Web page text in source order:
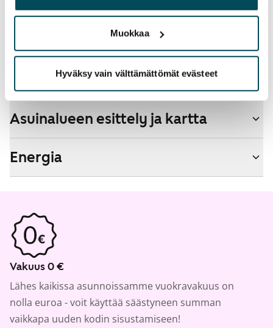
palvelujaan.
Muokkaa
Hyväksy vain välttämättömät evästeet
Savuton talo
Talon tiedot
Asuinalueen esittely ja kartta
Energia
Vakuus 0 €
Lähes kaikissa asunnoissamme vuokravakuus on
nolla euroa - voit käyttää säästyneen summan
vaikkapa uuden kodin sisustamiseen!